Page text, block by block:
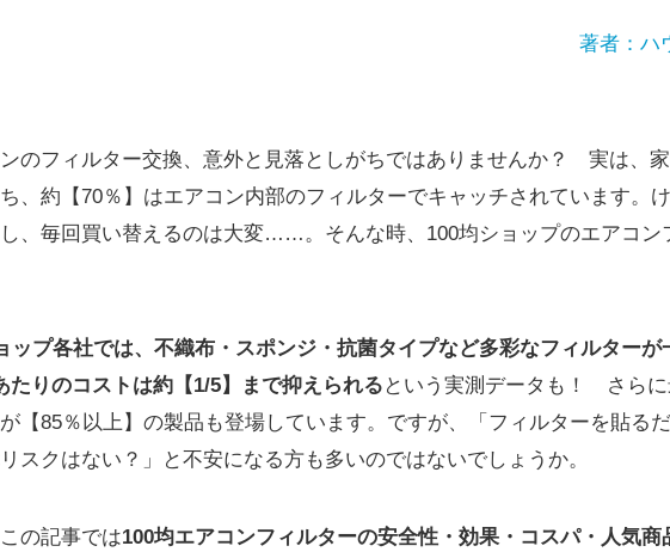
著者：ハ
ンのフィルター交換、意外と見落としがちではありませんか？ 実は、
、約【70％】はエアコン内部のフィルターでキャッチされています。
、毎回買い替えるのは大変……。そんな時、100均ショップのエアコン
ップ各社では、不織布・スポンジ・抗菌タイプなど多彩なフィルター
たりのコストは約【1/5】まで抑えられる という実測データも！ さら
【85％以上】の製品も登場しています。ですが、「フィルターを貼る
スクはない？」と不安になる方も多いのではないでしょうか。
の記事では100均エアコンフィルターの安全性・効果・コスパ・人気